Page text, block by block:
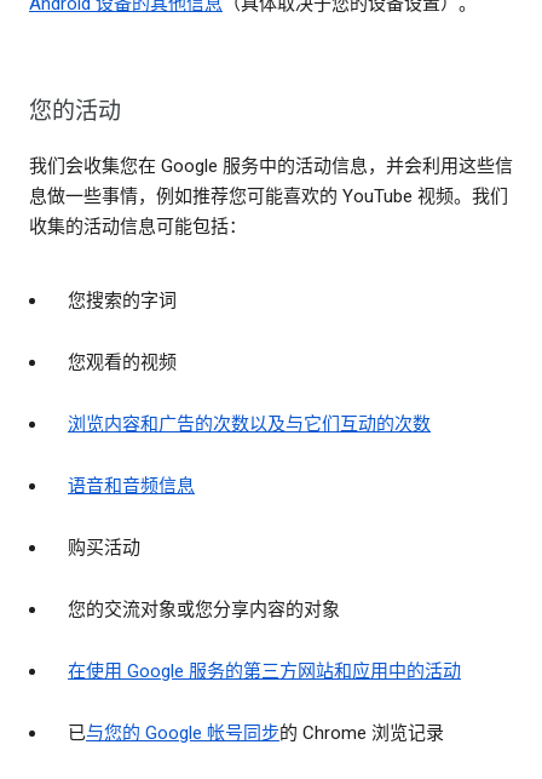
您的活动
我们会收集您在 Google 服务中的活动信息，并会利用这些信
息做一些事情，例如推荐您可能喜欢的 YouTube 视频。我们
收集的活动信息可能包括：
您搜索的字词
您观看的视频
浏览内容和广告的次数以及与它们互动的次数
语音和音频信息
购买活动
您的交流对象或您分享内容的对象
在使用 Google 服务的第三方网站和应用中的活动
已与您的 Google 帐号同步的 Chrome 浏览记录